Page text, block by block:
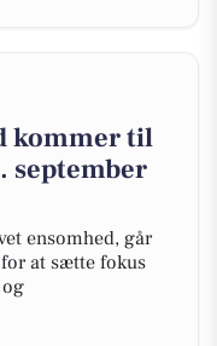
kommer til
september
ensomhed, går
at sætte fokus